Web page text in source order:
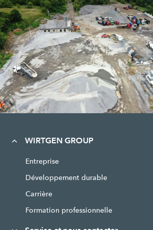
WIRTGEN GROUP
Entreprise
Développement durable
Carrière
Formation professionnelle